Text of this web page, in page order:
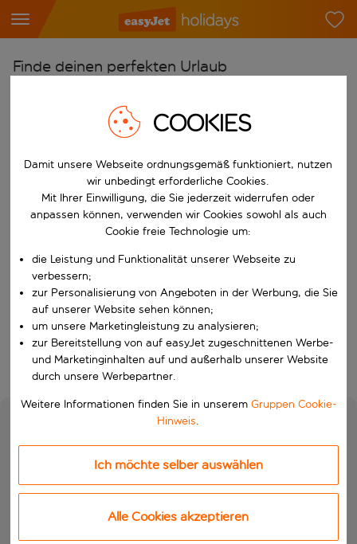
Finde deinen perfekten Urlaub
Flughafen wählen
Beginne mit der Eingabe für die automatische
Reiseziel wählen
Nach
Wähle ein Ab- und Rückflugdatum aus.
Reisezeitraum wählen
Wann
Wer
Suchen
COOKIES
Damit unsere Webseite ordnungsgemäß funktioniert, nutzen
wir unbedingt erforderliche Cookies.
Mit Ihrer Einwilligung, die Sie jederzeit widerrufen oder
anpassen können, verwenden wir Cookies sowohl als auch
Cookie freie Technologie um:
die Leistung und Funktionalität unserer Webseite zu
verbessern;
zur Personalisierung von Angeboten in der Werbung, die Sie
auf unserer Website sehen können;
um unsere Marketingleistung zu analysieren;
zur Bereitstellung von auf easyJet zugeschnittenen Werbe-
und Marketinginhalten auf und außerhalb unserer Website
durch unsere Werbepartner.
Weitere Informationen finden Sie in unserem Gruppen Cookie-
Hinweis.
Ich möchte selber auswählen
Alle Cookies akzeptieren